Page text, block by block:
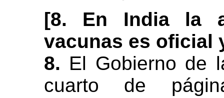
[8. En India la
vacunas es oficial
8. El Gobierno de
cuarto de